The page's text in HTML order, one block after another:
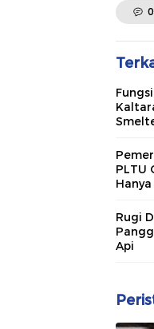
PLTU
Rugi
Api